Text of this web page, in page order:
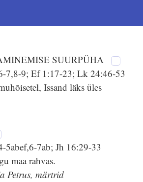
SUURPÜHA
7,8-9; Ef 1:17-23; Lk 24:46-53
Issand läks üles
5abef,6-7ab; Jh 16:29-33
maa rahvas.
Petrus, märtrid